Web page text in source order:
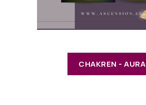
CHAKREN - AURA